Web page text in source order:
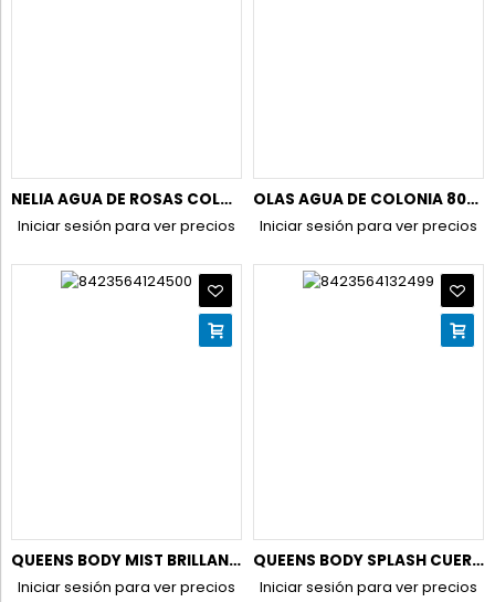
NELIA AGUA DE ROSAS COLONIA 750ML.
Iniciar sesión para ver precios
OLAS AGUA DE COLONIA 800ML.
Iniciar sesión para ver precios
QUEENS BODY MIST BRILLANTE CUERPO&CABELLO 250ML.REBEL U3
Iniciar sesión para ver precios
QUEENS BODY SPLASH CUERPO 250ML.GOURMAND LOVE C-3
Iniciar sesión para ver precios